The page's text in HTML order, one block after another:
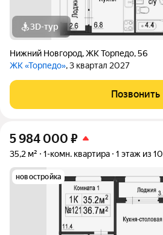
3D-тур
Нижний Новгород,ЖК Торпедо,56
ЖК «Торпедо», 3 квартал 2027
Позвонить
5 984 000 ₽
35,2 м² 1-комн. квартира 1 этаж из 10
новостройка